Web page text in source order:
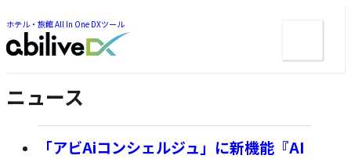
ホテル・旅館 All In One DXツール
ま
で
ジ
プ
で
ジ
ャ
ュ
ニュース
「アビAiコンシェルジュ」に新機能『AI